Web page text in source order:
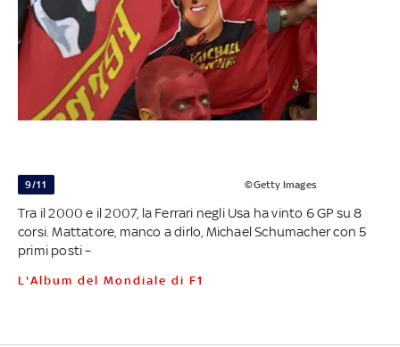
9/11 ©Getty Images
Tra il 2000 e il 2007, la Ferrari negli Usa ha vinto 6 GP su 8
corsi. Mattatore, manco a dirlo, Michael Schumacher con 5
primi posti –
L'Album del Mondiale di F1